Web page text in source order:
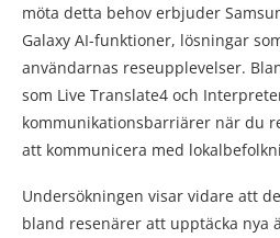
möta detta behov erbjuder
Galaxy AI-funktioner, lösningar
användarnas reseupplevelser.
som Live Translate4 och
kommunikationsbarriärer när du
att kommunicera med
Undersökningen visar vidare att
bland resenärer att upptäcka nya